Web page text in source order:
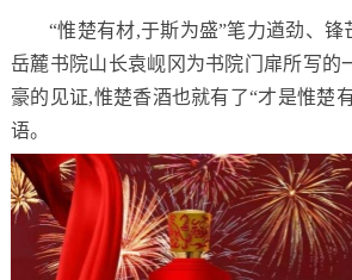
“惟楚有材,于斯为盛”笔力遒劲、
岳麓书院山长袁岘冈为书院门扉所写的
豪的见证,惟楚香酒也就有了“才是惟楚
语。